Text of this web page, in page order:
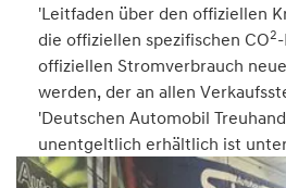
'Leitfaden über den offiziellen
die offiziellen spezifischen CO2
offiziellen Stromverbrauch
werden, der an allen
'Deutschen Automobil
unentgeltlich erhältlich ist